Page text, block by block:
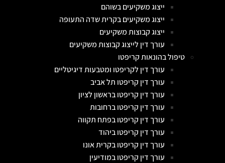
ייצוג משקיעים בשוהם
ייצוג משקיעים בקרית שדה התעופה
ייצוג קבוצות משקיעים
עורך דין לייצוג קבוצות משקיעים
טיפול בהונאות קריפטו
עורך דין לקריפטו ומטבעות דיגיטליים
עורך דין קריפטו תל אביב
עורך דין קריפטו בראשון לציון
עורך דין קריפטו ברחובות
עורך דין קריפטו בפתח תקווה
עורך דין קריפטו ביהוד
עורך דין קריפטו בקרית אונו
עורך דין קריפטו במודיעין